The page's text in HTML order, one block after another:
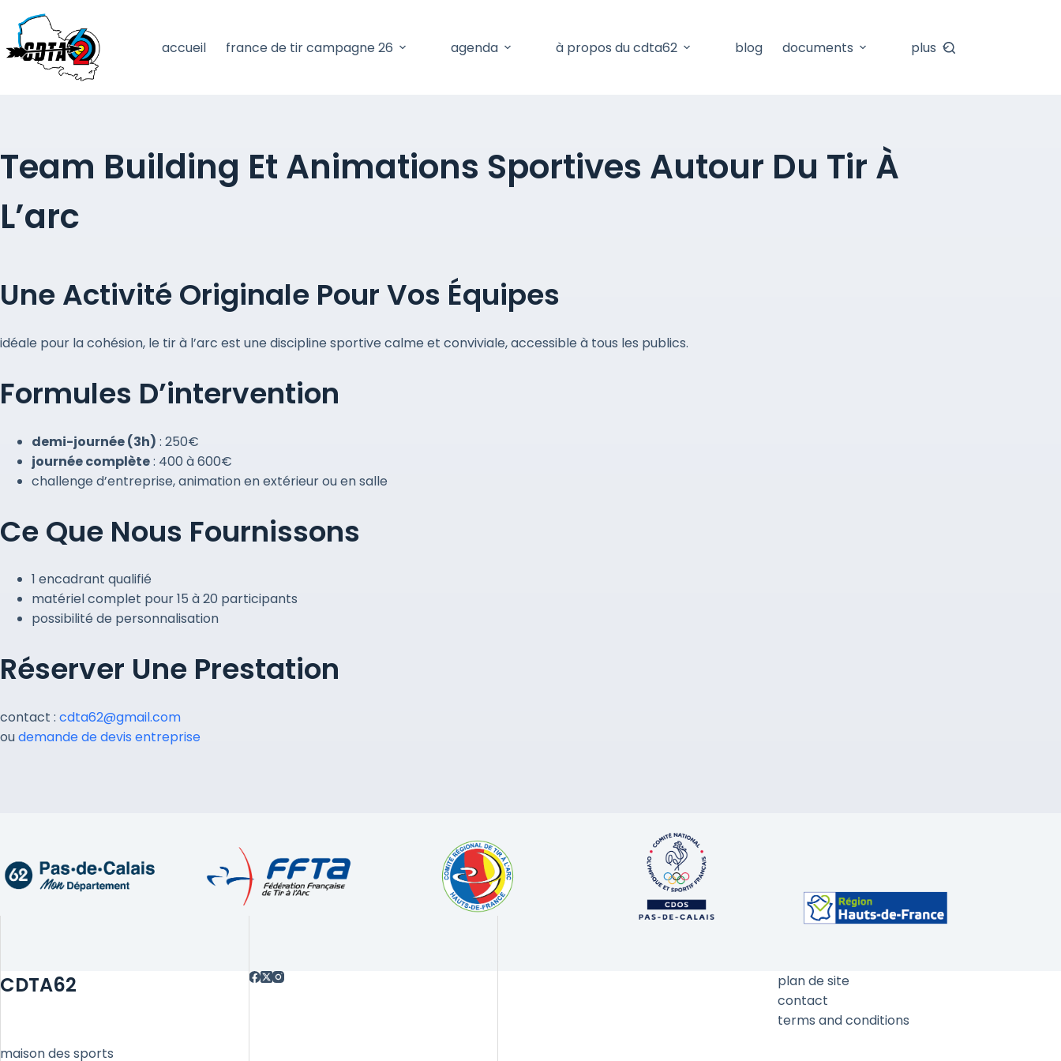
contenu
accueil france de tir campagne 26 agenda à propos du cdta62 blog documents plus
Team Building Et Animations Sportives Autour Du Tir À
L’arc
Une Activité Originale Pour Vos Équipes
idéale pour la cohésion, le tir à l’arc est une discipline sportive calme et conviviale, accessible à tous les publics.
Formules D’intervention
demi-journée (3h) : 250€
journée complète: 400 à 600€
challenge d’entreprise, animation en extérieur ou en salle
Ce Que Nous Fournissons
1 encadrant qualifié
matériel complet pour 15 à 20 participants
possibilité de personnalisation
Réserver Une Prestation
contact : cdta62@gmail.com
oudemande de devis entreprise
CDTA62
maison des sports
plan de site
contact
terms and conditions